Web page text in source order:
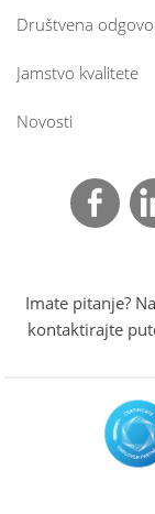
Društvena
Jamstvo kvalitete
Novosti
Imate pitanje?
kontaktirajte